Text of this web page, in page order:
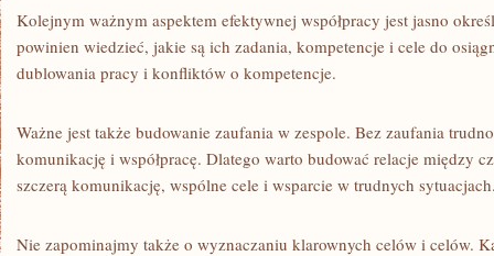
Kolejnym ważnym⁢ aspektem efektywnej współpracy jest jasno
powinien ⁣wiedzieć, jakie są ich ⁤zadania, kompetencje ‍i cele do
dublowania pracy i konfliktów o‌ kompetencje.
Ważne jest także budowanie zaufania ⁤w zespole. Bez zaufania
komunikację i współpracę. Dlatego warto budować relacje między​
szczerą komunikację,⁤ wspólne⁣ cele ​i wsparcie w trudnych
Nie zapominajmy także o wyznaczaniu klarownych celów i celów.